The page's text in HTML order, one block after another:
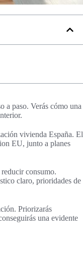
a paso. Verás cómo una
vivienda España. El
EU, junto a planes
consumo.
claro, prioridades de
Priorizarás
una evidente